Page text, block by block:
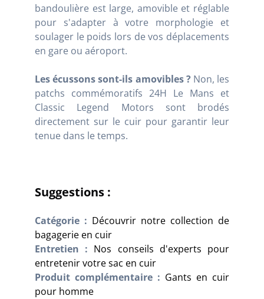
bandoulière est large, amovible et réglable
pour s'adapter à votre morphologie et
soulager le poids lors de vos déplacements
en gare ou aéroport.
Les écussons sont-ils amovibles ?Non, les
patchs commémoratifs 24H Le Mans et
Classic Legend Motors sont brodés
directement sur le cuir pour garantir leur
tenue dans le temps.
Suggestions :
Catégorie : Découvrir notre collection de
bagagerie en cuir
Entretien : Nos conseils d'experts pour
entretenir votre sac en cuir
Produit complémentaire : Gants en cuir
pour homme